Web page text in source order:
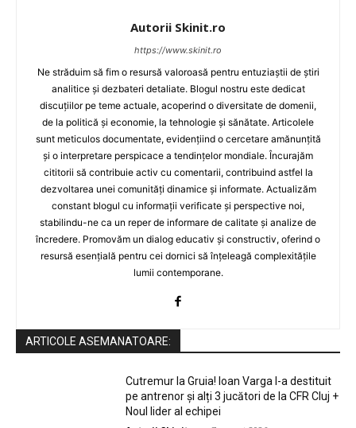
Autorii Skinit.ro
https://www.skinit.ro
Ne străduim să fim o resursă valoroasă pentru entuziaștii de știri
analitice și dezbateri detaliate. Blogul nostru este dedicat
discuțiilor pe teme actuale, acoperind o diversitate de domenii,
de la politică și economie, la tehnologie și sănătate. Articolele
sunt meticulos documentate, evidențiind o cercetare amănunțită
și o interpretare perspicace a tendințelor mondiale. Încurajăm
cititorii să contribuie activ cu comentarii, contribuind astfel la
dezvoltarea unei comunități dinamice și informate. Actualizăm
constant blogul cu informații verificate și perspective noi,
stabilindu-ne ca un reper de informare de calitate și analize de
încredere. Promovăm un dialog educativ și constructiv, oferind o
resursă esențială pentru cei dornici să înțeleagă complexitățile
lumii contemporane.
ARTICOLE ASEMANATOARE:
Cutremur la Gruia! Ioan Varga l-a destituit
pe antrenor și alți 3 jucători de la CFR Cluj +
Noul lider al echipei